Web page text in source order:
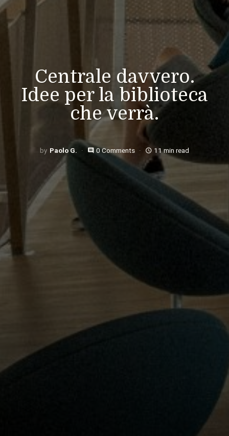
Centrale davvero.
Idee per la biblioteca
che verrà.
Paolo G. comment 0 Comments access_time 11 min read